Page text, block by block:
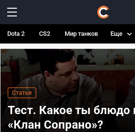
Dota 2 CS2 Мир танков Еще
Статья
Тест. Какое ты блюдо
«Клан Сопрано»?